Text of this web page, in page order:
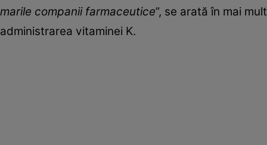
marile companii farmaceutice”, se arată în mai
administrarea vitaminei K.